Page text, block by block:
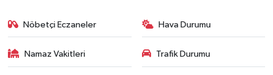
Nöbetçi Eczaneler Hava Durumu
Namaz Vakitleri Trafik Durumu